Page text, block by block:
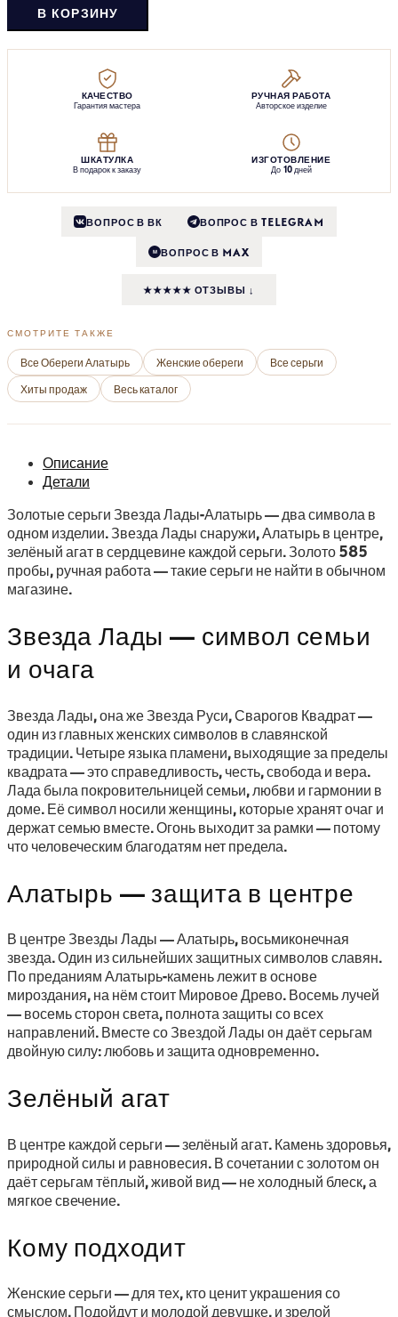
В КОРЗИНУ
КАЧЕСТВО
Гарантия мастера
РУЧНАЯ РАБОТА
Авторское изделие
ШКАТУЛКА
В подарок к заказу
ИЗГОТОВЛЕНИЕ
До 10 дней
ВОПРОС В ВК ВОПРОС В TELEGRAM
M ВОПРОС В MAX
★★★★★ ОТЗЫВЫ ↓
СМОТРИТЕ ТАКЖЕ
Все Обереги Алатырь Женские обереги
Все серьги
Хиты продаж
Весь каталог
Описание
Детали
Золотые серьги Звезда Лады-Алатырь — два символа в
одном изделии. Звезда Лады снаружи, Алатырь в центре,
зелёный агат в сердцевине каждой серьги. Золото 585
пробы, ручная работа — такие серьги не найти в обычном
магазине.
Звезда Лады — символ семьи
и очага
Звезда Лады, она же Звезда Руси, Сварогов Квадрат —
один из главных женских символов в славянской
традиции. Четыре языка пламени, выходящие за пределы
квадрата — это справедливость, честь, свобода и вера.
Лада была покровительницей семьи, любви и гармонии в
доме. Её символ носили женщины, которые хранят очаг и
держат семью вместе. Огонь выходит за рамки — потому
что человеческим благодатям нет предела.
Алатырь — защита в центре
В центре Звезды Лады — Алатырь, восьмиконечная
звезда. Один из сильнейших защитных символов славян.
По преданиям Алатырь-камень лежит в основе
мироздания, на нём стоит Мировое Древо. Восемь лучей
— восемь сторон света, полнота защиты со всех
направлений. Вместе со Звездой Лады он даёт серьгам
двойную силу: любовь и защита одновременно.
Зелёный агат
В центре каждой серьги — зелёный агат. Камень здоровья,
природной силы и равновесия. В сочетании с золотом он
даёт серьгам тёплый, живой вид — не холодный блеск, а
мягкое свечение.
Кому подходит
Женские серьги — для тех, кто ценит украшения со
смыслом. Подойдут и молодой девушке, и зрелой